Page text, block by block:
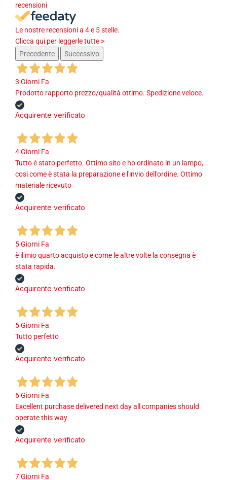
recensioni
Le nostre recensioni a 4 e 5 stelle.
Clicca qui per leggerle tutte >
Precedente
Successivo
3 Giorni Fa
Prodotto rapporto prezzo/qualità ottimo. Spedizione veloce.
Acquirente verificato
4 Giorni Fa
Tutto è stato perfetto. Ottimo sito e ho ordinato in un lampo,
cosi come è stata la preparazione e l'invio dell'ordine. Ottimo
materiale ricevuto
Acquirente verificato
5 Giorni Fa
è il mio quarto acquisto e come le altre volte la consegna è
stata rapida.
Acquirente verificato
5 Giorni Fa
Tutto perfetto
Acquirente verificato
6 Giorni Fa
Excellent purchase delivered next day all companies should
operate this way
Acquirente verificato
7 Giorni Fa